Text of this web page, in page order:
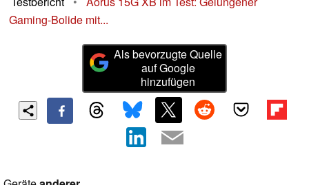
Gaming-Bolide mit...
Als bevorzugte Quelle
auf Google
hinzufügen